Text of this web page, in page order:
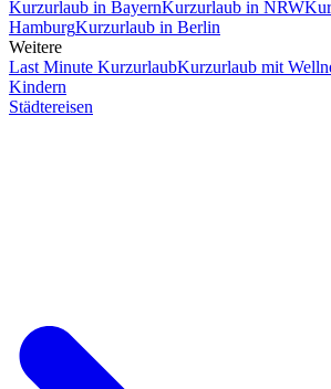
Kurzurlaub in BayernKurzurlaub in NRW
HamburgKurzurlaub in Berlin
Weitere
Last Minute KurzurlaubKurzurlaub mit
Kindern
Städtereisen